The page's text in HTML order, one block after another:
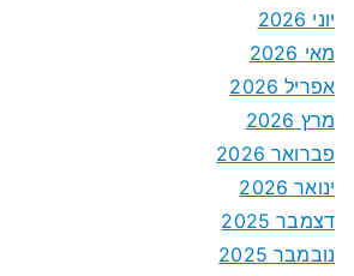
יוני 2026
מאי 2026
אפריל 2026
מרץ 2026
פברואר 2026
ינואר 2026
דצמבר 2025
נובמבר 2025